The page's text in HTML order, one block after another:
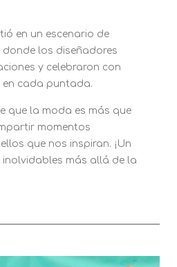
en un escenario de
los diseñadores
y celebraron con
en cada puntada.
que la moda es más que
momentos
que nos inspiran. ¡Un
más allá de la